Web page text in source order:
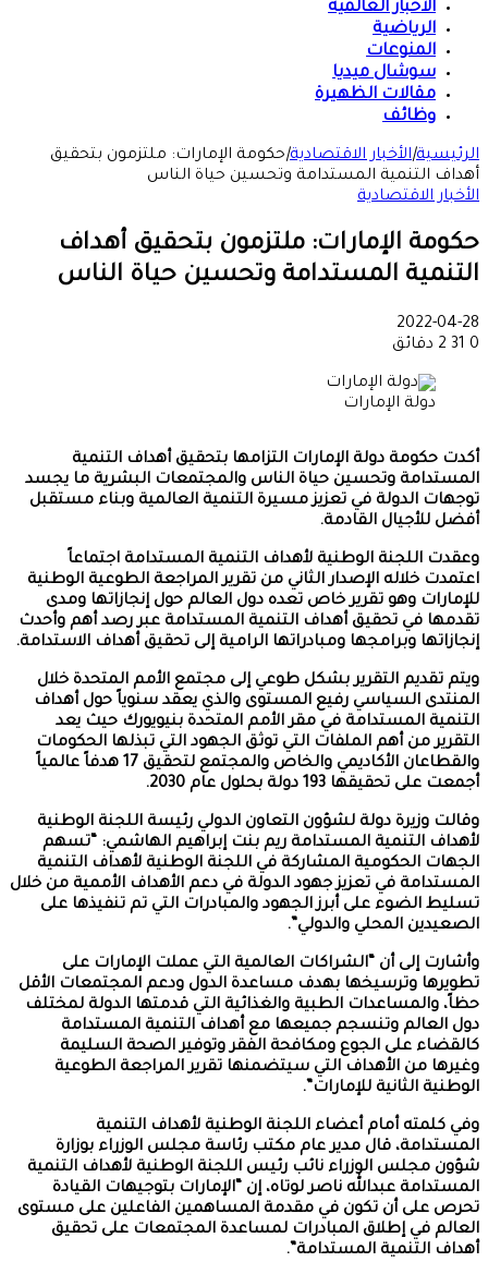
الأخبار العالمية
الرياضية
المنوعات
سوشال ميديا
مقالات الظهيرة
وظائف
الرئيسية|الأخبار الاقتصادية|حكومة الإمارات: ملتزمون بتحقيق
أهداف التنمية المستدامة وتحسين حياة الناس
الأخبار الاقتصادية
حكومة الإمارات: ملتزمون بتحقيق أهداف
التنمية المستدامة وتحسين حياة الناس
2022-04-28
0
2 دقائق
دولة الإمارات
أكدت حكومة دولة الإمارات التزامها بتحقيق أهداف التنمية
المستدامة وتحسين حياة الناس والمجتمعات البشرية ما يجسد
توجهات الدولة في تعزيز مسيرة التنمية العالمية وبناء مستقبل
أفضل للأجيال القادمة.
وعقدت اللجنة الوطنية لأهداف التنمية المستدامة اجتماعاً
اعتمدت خلاله الإصدار الثاني من تقرير المراجعة الطوعية الوطنية
للإمارات وهو تقرير خاص تعده دول العالم حول إنجازاتها ومدى
تقدمها في تحقيق أهداف التنمية المستدامة عبر رصد أهم وأحدث
إنجازاتها وبرامجها ومبادراتها الرامية إلى تحقيق أهداف الاستدامة.
ويتم تقديم التقرير بشكل طوعي إلى مجتمع الأمم المتحدة خلال
المنتدى السياسي رفيع المستوى والذي يعقد سنوياً حول أهداف
التنمية المستدامة في مقر الأمم المتحدة بنيويورك حيث يعد
التقرير من أهم الملفات التي توثق الجهود التي تبذلها الحكومات
والقطاعان الأكاديمي والخاص والمجتمع لتحقيق 17 هدفاً عالمياً
أجمعت على تحقيقها 193 دولة بحلول عام 2030.
وقالت وزيرة دولة لشؤون التعاون الدولي رئيسة اللجنة الوطنية
لأهداف التنمية المستدامة ريم بنت إبراهيم الهاشمي: “تسهم
الجهات الحكومية المشاركة في اللجنة الوطنية لأهداف التنمية
المستدامة في تعزيز جهود الدولة في دعم الأهداف الأممية من خلال
تسليط الضوء على أبرز الجهود والمبادرات التي تم تنفيذها على
الصعيدين المحلي والدولي”.
وأشارت إلى أن “الشراكات العالمية التي عملت الإمارات على
تطويرها وترسيخها بهدف مساعدة الدول ودعم المجتمعات الأقل
حظاً، والمساعدات الطبية والغذائية التي قدمتها الدولة لمختلف
دول العالم وتنسجم جميعها مع أهداف التنمية المستدامة
كالقضاء على الجوع ومكافحة الفقر وتوفير الصحة السليمة
وغيرها من الأهداف التي سيتضمنها تقرير المراجعة الطوعية
الوطنية الثانية للإمارات”.
وفي كلمته أمام أعضاء اللجنة الوطنية لأهداف التنمية
المستدامة، قال مدير عام مكتب رئاسة مجلس الوزراء بوزارة
شؤون مجلس الوزراء نائب رئيس اللجنة الوطنية لأهداف التنمية
المستدامة عبدالله ناصر لوتاه، إن “الإمارات بتوجيهات القيادة
تحرص على أن تكون في مقدمة المساهمين الفاعلين على مستوى
العالم في إطلاق المبادرات لمساعدة المجتمعات على تحقيق
أهداف التنمية المستدامة”.